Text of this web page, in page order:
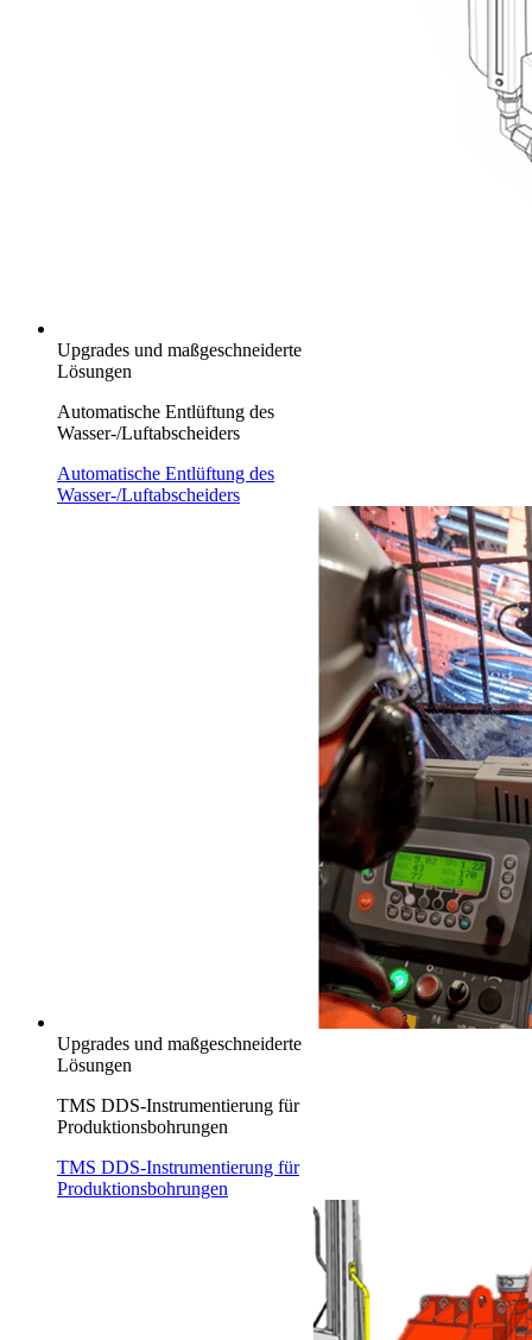
Upgrades und maßgeschneiderte
Lösungen
Automatische Entlüftung des
Wasser-/Luftabscheiders
Automatische Entlüftung des
Wasser-/Luftabscheiders
Upgrades und maßgeschneiderte
Lösungen
TMS DDS-Instrumentierung für
Produktionsbohrungen
TMS DDS-Instrumentierung für
Produktionsbohrungen